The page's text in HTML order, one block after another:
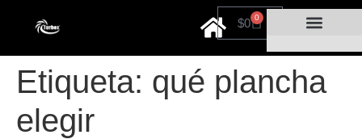
$0 0
Etiqueta: qué plancha
elegir